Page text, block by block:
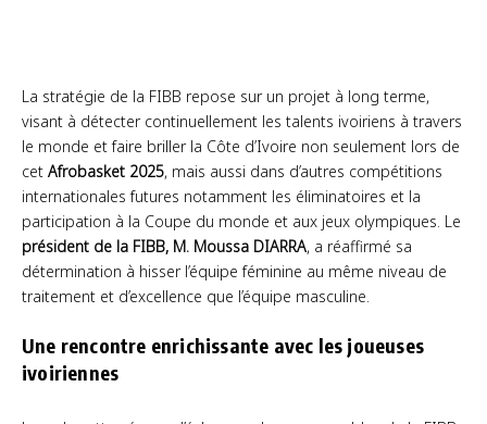
La stratégie de la FIBB repose sur un projet à long terme,
visant à détecter continuellement les talents ivoiriens à travers
le monde et faire briller la Côte d’Ivoire non seulement lors de
cet Afrobasket 2025, mais aussi dans d’autres compétitions
internationales futures notamment les éliminatoires et la
participation à la Coupe du monde et aux jeux olympiques. Le
président de la FIBB, M. Moussa DIARRA, a réaffirmé sa
détermination à hisser l’équipe féminine au même niveau de
traitement et d’excellence que l’équipe masculine.
Une rencontre enrichissante avec les joueuses
ivoiriennes